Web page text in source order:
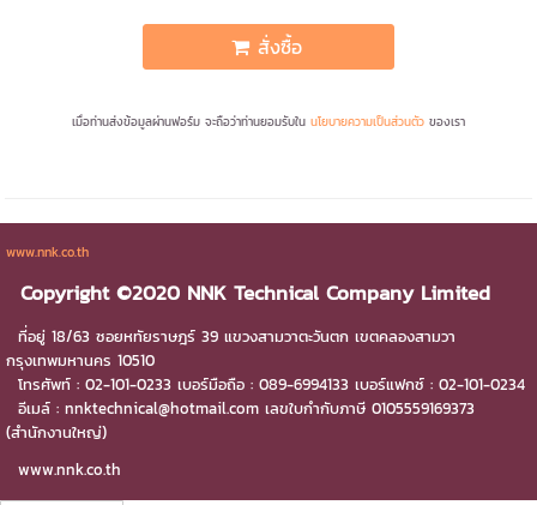
สั่งซื้อ
เมื่อท่านส่งข้อมูลผ่านฟอร์ม จะถือว่าท่านยอมรับใน นโยบายความเป็นส่วนตัว ของเรา
www.nnk.co.th
Copyright ©2020 NNK Technical Company Limited
ที่อยู่ 18/63 ซอยหทัยราษฎร์ 39 แขวงสามวาตะวันตก เขตคลองสามวา
กรุงเทพมหานคร 10510
โทรศัพท์ : 02-101-0233 เบอร์มือถือ : 089-6994133 เบอร์แฟกซ์ : 02-101-0234
อีเมล์ : nnktechnical@hotmail.com เลขใบกำกับภาษี 0105559169373
(สำนักงานใหญ่)
www.nnk.co.th